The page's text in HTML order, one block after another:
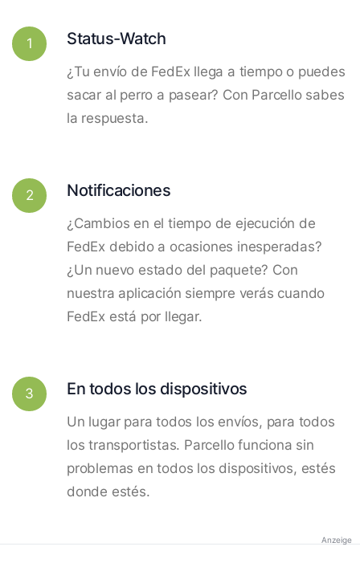
1 Status-Watch
¿Tu envío de FedEx llega a tiempo o puedes
sacar al perro a pasear? Con Parcello sabes
la respuesta.
2 Notificaciones
¿Cambios en el tiempo de ejecución de
FedEx debido a ocasiones inesperadas?
¿Un nuevo estado del paquete? Con
nuestra aplicación siempre verás cuando
FedEx está por llegar.
3 En todos los dispositivos
Un lugar para todos los envíos, para todos
los transportistas. Parcello funciona sin
problemas en todos los dispositivos, estés
donde estés.
Anzeige